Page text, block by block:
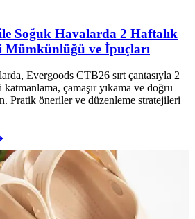
Soğuk Havalarda 2 Haftalık
Mümkünlüğü ve İpuçları
Evergoods CTB26 sırt çantasıyla 2
çamaşır yıkama ve doğru
Pratik öneriler ve düzenleme stratejileri